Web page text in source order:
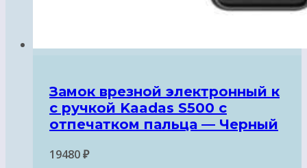
Замок врезной электронный к
с ручкой Kaadas S500 с
отпечатком пальца — Черный
19480₽